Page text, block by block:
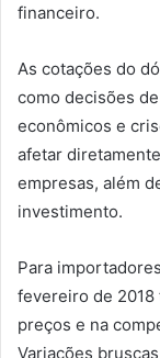
financeiro.
As cotações do
como decisões
econômicos e
afetar
empresas, além
investimento.
Para
fevereiro de 2018
preços e na
Variações